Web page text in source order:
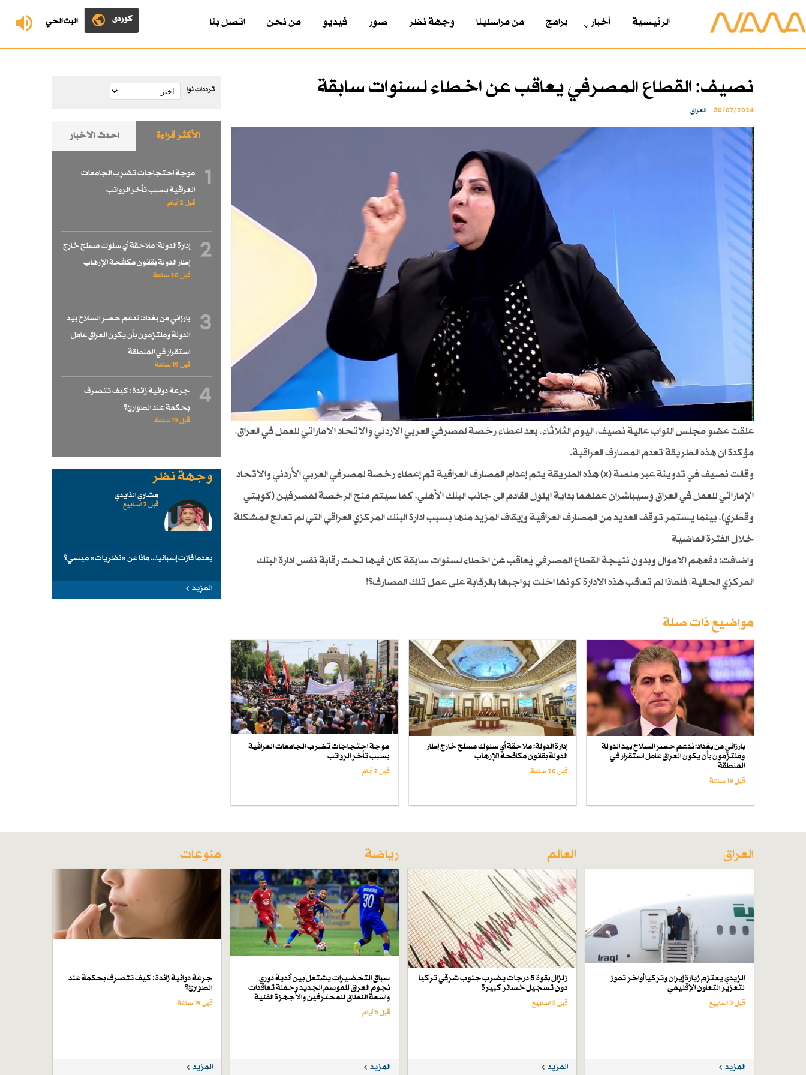
البث الحي کوردی الرئیسیة أخبار برامج من مراسلينا وجهة نظر صور فيديو من نحن اتصل بنا
نصيف: القطاع المصرفي يعاقب عن اخطاء لسنوات سابقة
30/07/2024 العراق
علقت عضو مجلس النواب عالية نصيف، اليوم الثلاثاء، بعد اعطاء رخصة لمصرفي العربي الاردني والاتحاد الاماراتي للعمل في العراق،
مؤكدة ان هذه الطريقة تعدم المصارف العراقية.
وقالت نصيف في تدوينة عبر منصة (x) هذه الطريقة يتم إعدام المصارف العراقية تم إعطاء رخصة لمصرفي العربي الأردني والاتحاد
الإماراتي للعمل في العراق وسيباشران عملهما بداية ايلول القادم الى جانب البنك الأهلي، كما سيتم منح الرخصة لمصرفين (كويتي
وقطري)، بينما يستمر توقف العديد من المصارف العراقية وإيقاف المزيد منها بسبب ادارة البنك المركزي العراقي التي لم تعالج المشكلة
خلال الفترة الماضية
واضافت: دفعهم الاموال وبدون نتيجة القطاع المصرفي يُعاقب عن اخطاء لسنوات سابقة كان فيها تحت رقابة نفس ادارة البنك
المركزي الحالية، فلماذا لم تعاقب هذه الادارة كونها اخلت بواجبها بالرقابة على عمل تلك المصارف؟!
مواضيع ذات صلة
بارزاني من بغداد: ندعم حصر السلاح بيد الدولة
وملتزمون بأن يكون العراق عامل استقرار في
المنطقة
قبل 19 ساعة
إدارة الدولة: ملاحقة أي سلوك مسلح خارج إطار
الدولة بقانون مكافحة الإرهاب
قبل 20 ساعة
موجة احتجاجات تضرب الجامعات العراقية
بسبب تأخر الرواتب
قبل 2 أيام
ترددات نوا
الأكثر قراءة احدث الاخبار
1
موجة احتجاجات تضرب الجامعات
العراقية بسبب تأخر الرواتب
قبل 2 أيام
2
إدارة الدولة: ملاحقة أي سلوك مسلح خارج
إطار الدولة بقانون مكافحة الإرهاب
قبل 20 ساعة
3
بارزاني من بغداد: ندعم حصر السلاح بيد
الدولة وملتزمون بأن يكون العراق عامل
استقرار في المنطقة
قبل 19 ساعة
4
جرعة دوائية زائدة : كيف تتصرف
بحكمة عند الطوارئ؟
قبل 19 ساعة
وجهة نظر
مشاري الذايدي
قبل 2 اسابیع
بعدما فازت إسبانيا... ماذا عن «نظريات» ميسي؟
المزيد
العراق
الزيدي يعتزم زيارة إيران وتركيا أواخر تموز
لتعزيز التعاون الإقليمي
قبل 3 اسابیع
المزيد
العالم
زلزال بقوة 5 درجات يضرب جنوب شرقي تركيا
دون تسجيل خسائر كبيرة
قبل 3 اسابیع
المزيد
رياضة
سباق التحضيرات يشتعل بين أندية دوري
نجوم العراق للموسم الجديد وحملة تعاقدات
واسعة النطاق للمحترفين والأجهزة الفنية
قبل 5 أيام
المزيد
منوعات
جرعة دوائية زائدة : كيف تتصرف بحكمة عند
الطوارئ؟
قبل 19 ساعة
المزيد